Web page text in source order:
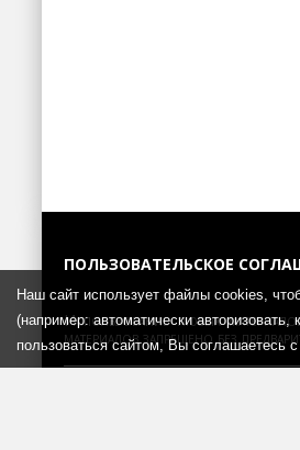
ПОЛЬЗОВАТЕЛЬСКОЕ
Использование любых
материалов запрещено без
Наш сайт использует файлы cookies,
(например: автоматически
пользоваться сайтом, Вы соглашаетесь